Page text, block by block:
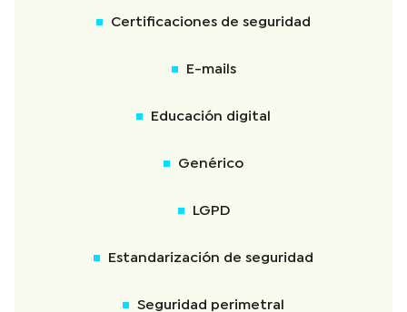
Certificaciones de seguridad
E-mails
Educación digital
Genérico
LGPD
Estandarización de seguridad
Seguridad perimetral